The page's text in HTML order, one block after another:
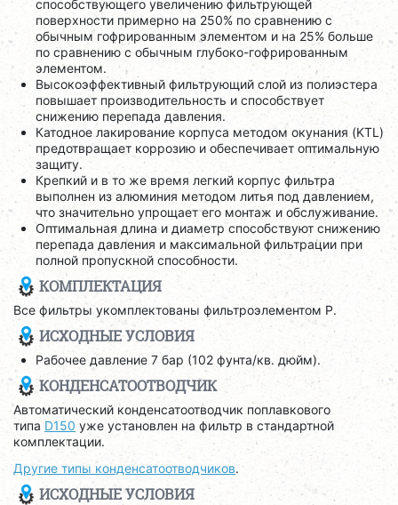
способствующего увеличению фильтрующей
поверхности примерно на 250% по сравнению с
обычным гофрированным элементом и на 25% больше
по сравнению с обычным глубоко-гофрированным
элементом.
Высокоэффективный фильтрующий слой из полиэстера
повышает производительность и способствует
снижению перепада давления.
Катодное лакирование корпуса методом окунания (KTL)
предотвращает коррозию и обеспечивает оптимальную
защиту.
Крепкий и в то же время легкий корпус фильтра
выполнен из алюминия методом литья под давлением,
что значительно упрощает его монтаж и обслуживание.
Оптимальная длина и диаметр способствуют снижению
перепада давления и максимальной фильтрации при
полной пропускной способности.
КОМПЛЕКТАЦИЯ
Все фильтры укомплектованы фильтроэлементом P.
ИСХОДНЫЕ УСЛОВИЯ
Рабочее давление 7 бар (102 фунта/кв. дюйм).
КОНДЕНСАТООТВОДЧИК
Автоматический конденсатоотводчик поплавкового
типа D150 уже установлен на фильтр в стандартной
комплектации.
Другие типы конденсатоотводчиков.
ИСХОДНЫЕ УСЛОВИЯ